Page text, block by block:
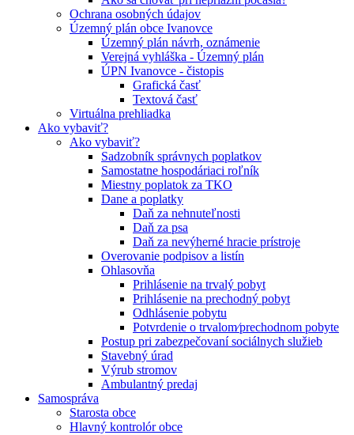
Ochrana osobných údajov
Územný plán obce Ivanovce
Územný plán návrh, oznámenie
Verejná vyhláška - Územný plán
ÚPN Ivanovce - čistopis
Grafická časť
Textová časť
Virtuálna prehliadka
Ako vybaviť?
Ako vybaviť?
Sadzobník správnych poplatkov
Samostatne hospodáriaci roľník
Miestny poplatok za TKO
Dane a poplatky
Daň za nehnuteľnosti
Daň za psa
Daň za nevýherné hracie prístroje
Overovanie podpisov a listín
Ohlasovňa
Prihlásenie na trvalý pobyt
Prihlásenie na prechodný pobyt
Odhlásenie pobytu
Potvrdenie o trvalom⁄prechodnom pobyte
Postup pri zabezpečovaní sociálnych služieb
Stavebný úrad
Výrub stromov
Ambulantný predaj
Samospráva
Starosta obce
Hlavný kontrolór obce